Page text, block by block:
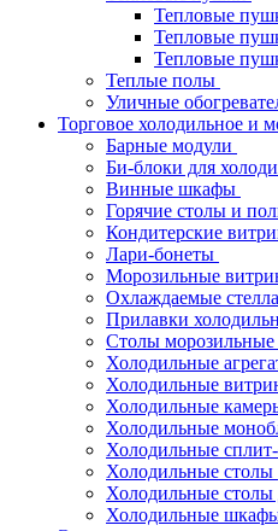
Тепловые
Тепловые
Тепловые
Теплые полы
Уличные
Торговое холодильное и
Барные модули
Би-блоки для
Винные шкафы
Горячие столы и
Кондитерские
Лари-бонеты
Морозильные
Охлаждаемые
Прилавки
Столы морозильные
Холодильные
Холодильные
Холодильные
Холодильные
Холодильные
Холодильные столы
Холодильные столы
Холодильные